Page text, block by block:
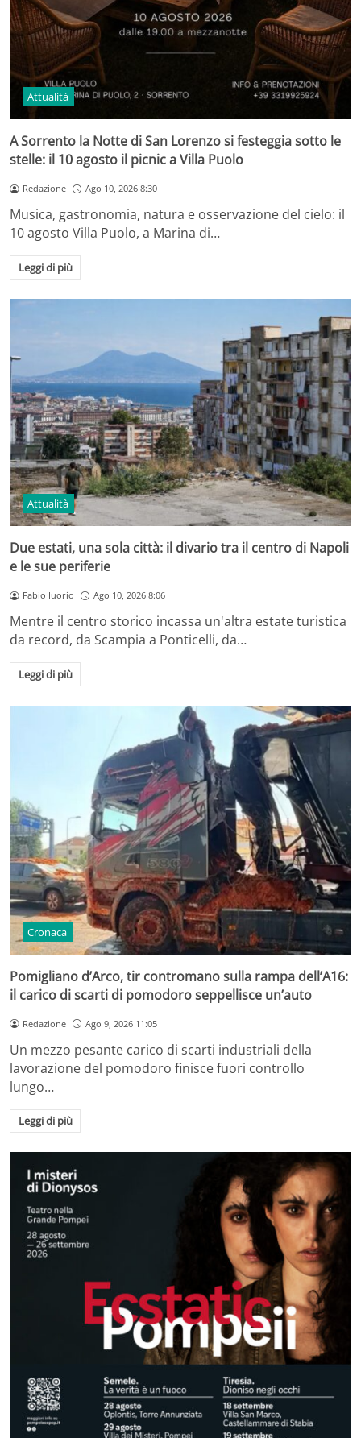
Attualità
A Sorrento la Notte di San Lorenzo si festeggia sotto le
stelle: il 10 agosto il picnic a Villa Puolo
Redazione Ago 10, 2026 8:30
Musica, gastronomia, natura e osservazione del cielo: il
10 agosto Villa Puolo, a Marina di…
Leggi di più
Attualità
Due estati, una sola città: il divario tra il centro di Napoli
e le sue periferie
Fabio Iuorio Ago 10, 2026 8:06
Mentre il centro storico incassa un'altra estate turistica
da record, da Scampia a Ponticelli, da…
Leggi di più
Cronaca
Pomigliano d’Arco, tir contromano sulla rampa dell’A16:
il carico di scarti di pomodoro seppellisce un’auto
Redazione Ago 9, 2026 11:05
Un mezzo pesante carico di scarti industriali della
lavorazione del pomodoro finisce fuori controllo
lungo…
Leggi di più